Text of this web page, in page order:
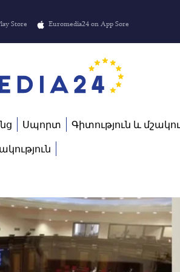
Store Euromedia24 on App Sore
Սպորտ Գիտություն և